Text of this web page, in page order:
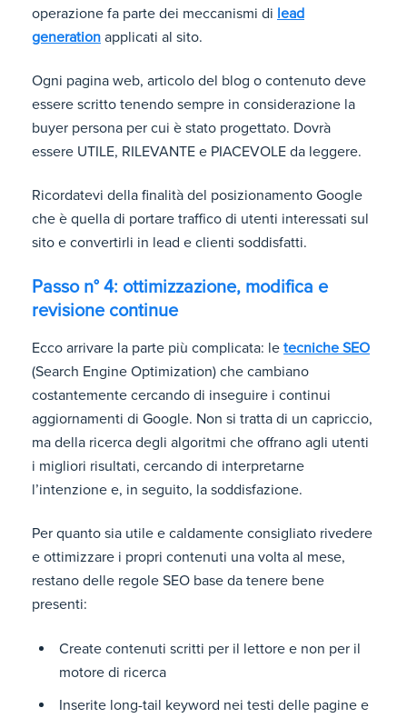
operazione fa parte dei meccanismi di lead
generation applicati al sito.
Ogni pagina web, articolo del blog o contenuto deve
essere scritto tenendo sempre in considerazione la
buyer persona per cui è stato progettato. Dovrà
essere UTILE, RILEVANTE e PIACEVOLE da leggere.
Ricordatevi della finalità del posizionamento Google
che è quella di portare traffico di utenti interessati sul
sito e convertirli in lead e clienti soddisfatti.
Passo n° 4: ottimizzazione, modifica e
revisione continue
Ecco arrivare la parte più complicata: le tecniche SEO
(Search Engine Optimization) che cambiano
costantemente cercando di inseguire i continui
aggiornamenti di Google. Non si tratta di un capriccio,
ma della ricerca degli algoritmi che offrano agli utenti
i migliori risultati, cercando di interpretarne
l’intenzione e, in seguito, la soddisfazione.
Per quanto sia utile e caldamente consigliato rivedere
e ottimizzare i propri contenuti una volta al mese,
restano delle regole SEO base da tenere bene
presenti:
Create contenuti scritti per il lettore e non per il
motore di ricerca
Inserite long-tail keyword nei testi delle pagine e